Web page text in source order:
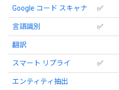
Google コード スキャナ ✅
言語識別 ✅
翻訳
スマート リプライ ✅
エンティティ抽出